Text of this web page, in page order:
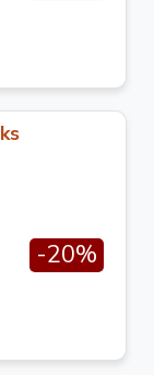
-20%